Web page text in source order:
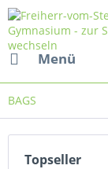
Menü
BAGS
Topseller